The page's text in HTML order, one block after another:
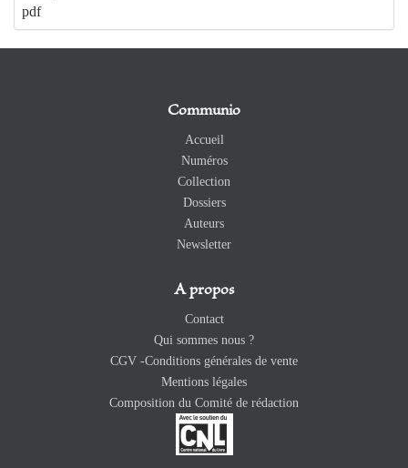
pdf
Communio
Accueil
Numéros
Collection
Dossiers
Auteurs
Newsletter
A propos
Contact
Qui sommes nous ?
CGV -Conditions générales de vente
Mentions légales
Composition du Comité de rédaction